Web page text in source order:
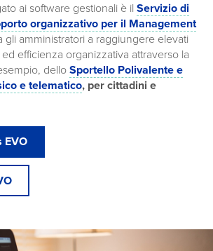
ai software gestionali è il Servizio di
organizzativo per il Management
gli amministratori a raggiungere elevati
efficienza organizzativa attraverso la
dello Sportello Polivalente e
e telematico, per cittadini e
EVO